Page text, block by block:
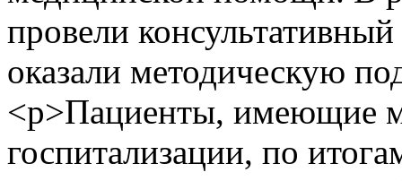
провели
оказали методическую
<p>Пациенты, имеющие
госпитализации, по